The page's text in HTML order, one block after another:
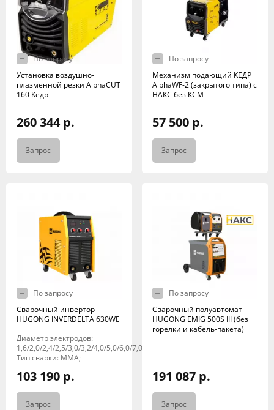
По запросу
Установка воздушно-
плазменной резки AlphaCUT
160 Кедр
260 344 р.
Запрос
По запросу
Механизм подающий КЕДР
AlphaWF-2 (закрытого типа) с
НАКС без КСМ
57 500 р.
Запрос
По запросу
Сварочный инвертор
HUGONG INVERDELTA 630WE
Диаметр электродов:
1,6/2,0/2,4/2,5/3,0/3,2/4,0/5,0/6,0/7,0/8,0;
Тип сварки: MMA;
103 190 р.
Запрос
По запросу
Сварочный полуавтомат
HUGONG EMIG 500S III (без
горелки и кабель-пакета)
191 087 р.
Запрос